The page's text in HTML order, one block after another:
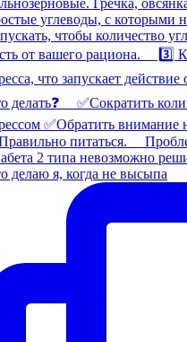
делаю я, когда не высыпа